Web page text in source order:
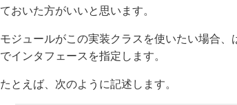
ておいた方がいいと思います。
モジュールがこの実装クラスを使いたい場合、
でインタフェースを指定します。
たとえば、次のように記述します。